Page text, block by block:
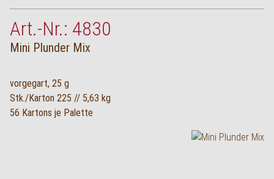
Art.-Nr.: 4830
Mini Plunder Mix
vorgegart, 25 g
Stk./Karton 225 // 5,63 kg
56 Kartons je Palette